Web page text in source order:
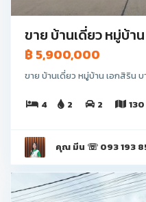
ขาย บ้านเดี่ยว หมู่บ้า
฿ 5,900,000
ขาย บ้านเดี่ยว หมู่บ้าน เอกสิริน
4 2 2
คุณ มีน ☏ 093 193